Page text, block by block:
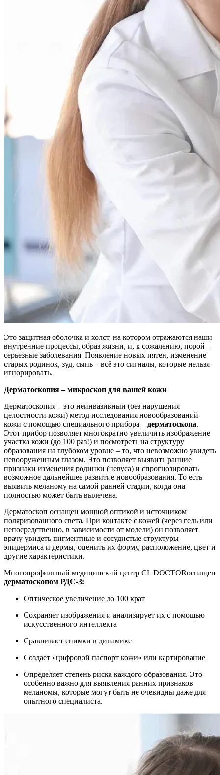
Это защитная оболочка и холст, на котором отражаются наши
внутренние процессы, образ жизни, и, к сожалению, порой –
серьезные заболевания. Появление новых пятен, изменение
старых родинок, зуд, сыпь – всё это сигналы, которые нельзя
игнорировать.
Дерматоскопия – микроскоп для вашей кожи
Дерматоскопия – это неинвазивный (без нарушения
целостности кожи) метод исследования новообразований
кожи с помощью специального прибора – дерматоскопа.
Этот прибор позволяет многократно увеличить изображение
участка кожи (до 100 раз!) и посмотреть на структуру
образования на глубоком уровне – то, что невозможно увидеть
невооруженным глазом. Это позволяет выявить ранние
признаки изменения родинки (невуса) и спрогнозировать
возможное дальнейшее развитие новообразования. То есть
выявить меланому на самой ранней стадии, когда она
полностью может быть вылечена.
Дерматоскоп оснащен мощной оптикой и источником
поляризованного света. При контакте с кожей (через гель или
непосредственно, в зависимости от модели) он позволяет
врачу увидеть пигментные и сосудистые структуры
эпидермиса и дермы, оценить их форму, расположение, цвет и
другие характеристики.
Многопрофильный медицинский центр CL DOCTORоснащен
дерматоскопом РДС-3:
Оптическое увеличение до 100 крат
Сохраняет изображения и анализирует их с помощью
искусственного интеллекта
Сравнивает снимки в динамике
Создает «цифровой паспорт кожи» или картирование
Определяет степень риска каждого образования. Это
особенно важно для выявления ранних признаков
меланомы, которые могут быть не очевидны даже для
опытного специалиста.